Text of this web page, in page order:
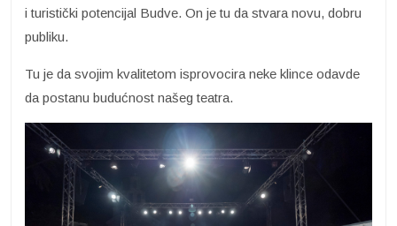
i turistički potencijal Budve. On je tu da stvara novu, dobru
publiku.
Tu je da svojim kvalitetom isprovocira neke klince odavde
da postanu budućnost našeg teatra.